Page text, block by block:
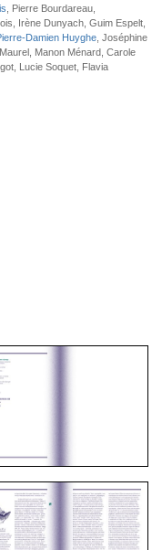
, Pierre Bourdareau,
Irène Dunyach, Guim Espelt,
Damien Huyghe , Joséphine
Manon Ménard, Carole
Lucie Soquet, Flavia